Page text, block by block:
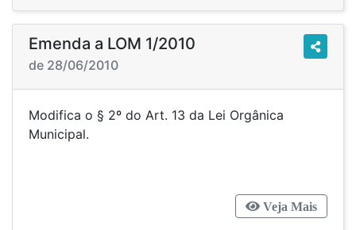
Emenda a LOM 1/2010
de 28/06/2010
Modifica o § 2º do Art. 13 da Lei Orgânica
Municipal.
Veja Mais